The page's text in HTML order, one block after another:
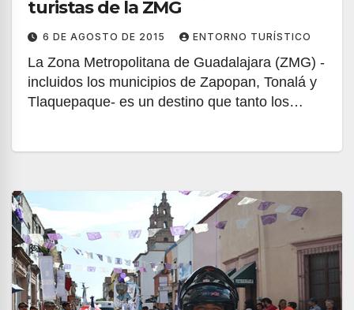
turistas de la ZMG
6 DE AGOSTO DE 2015 ENTORNO TURÍSTICO
La Zona Metropolitana de Guadalajara (ZMG) -
incluidos los municipios de Zapopan, Tonalá y
Tlaquepaque- es un destino que tanto los…